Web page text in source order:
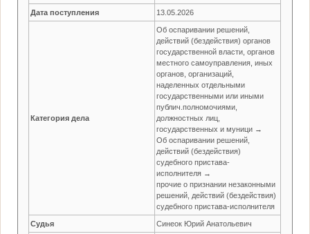
Дата поступления 13.05.2026
Категория дела
Об оспаривании решений,
действий (бездействия) органов
государственной власти, органов
местного самоуправления, иных
органов, организаций,
наделенных отдельными
государственными или иными
публич.полномочиями,
должностных лиц,
государственных и муници →
Об оспаривании решений,
действий (бездействия)
судебного пристава-
исполнителя →
прочие о признании незаконными
решений, действий (бездействия)
судебного пристава-исполнителя
Судья Синеок Юрий Анатольевич